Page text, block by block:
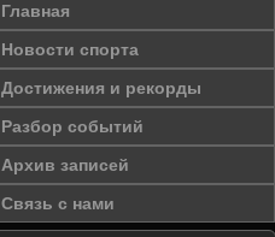
Главная
Новости спорта
Достижения и рекорды
Разбор событий
Архив записей
Связь с нами